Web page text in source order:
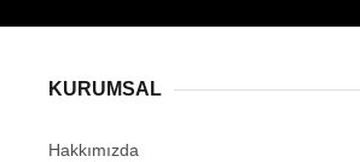
KURUMSAL
Hakkımızda